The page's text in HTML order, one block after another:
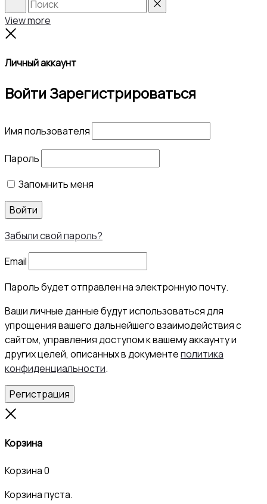
Search Reset
View more
Личный аккаунт
ВойтиЗарегистрироваться
Имя пользователя
Пароль
Запомнить меня
Войти
Забыли свой пароль?
Email
Пароль будет отправлен на электронную почту.
Ваши личные данные будут использоваться для
упрощения вашего дальнейшего взаимодействия с
сайтом, управления доступом к вашему аккаунту и
других целей, описанных в документеполитика
конфиденциальности.
Регистрация
Корзина
Корзина0
Корзина пуста.